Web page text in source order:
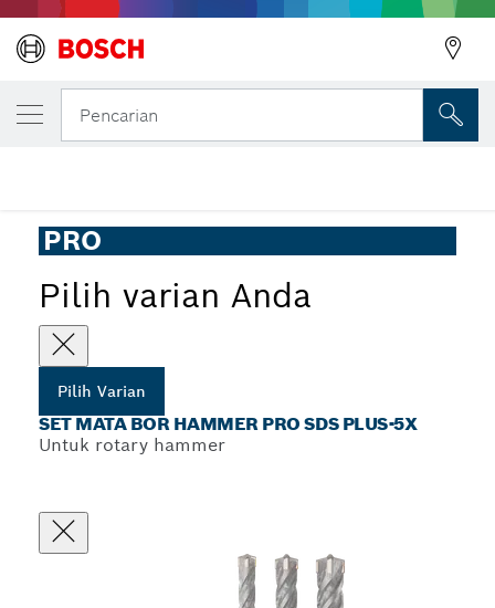
Pencarian
PRO
Pilih varian Anda
Pilih Varian
SET MATA BOR HAMMER PRO SDS PLUS-5X
Untuk rotary hammer
VARIAN PILIHAN ANDA
Set Mata Bor Hammer PRO SDS plus-5X